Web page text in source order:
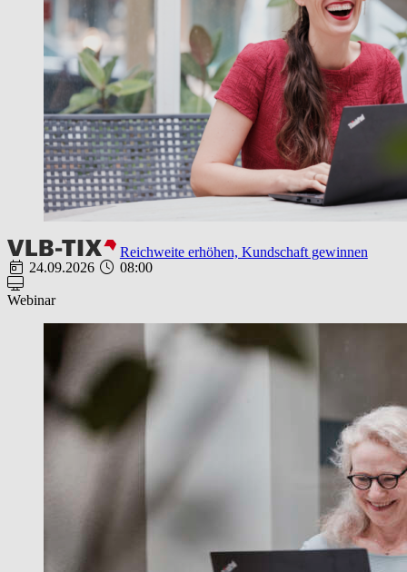
Reichweite erhöhen, Kundschaft gewinnen
24.09.2026
08:00
Webinar